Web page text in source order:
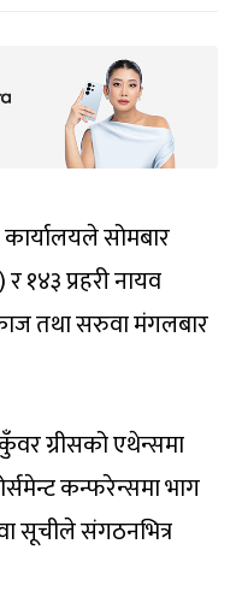
कार्यालयले सोमबार
१४३ प्रहरी नायव
तथा सरुवा मंगलबार
ग्रीसको एथेन्समा
कन्फरेन्समा भाग
सूचीले संगठनभित्र